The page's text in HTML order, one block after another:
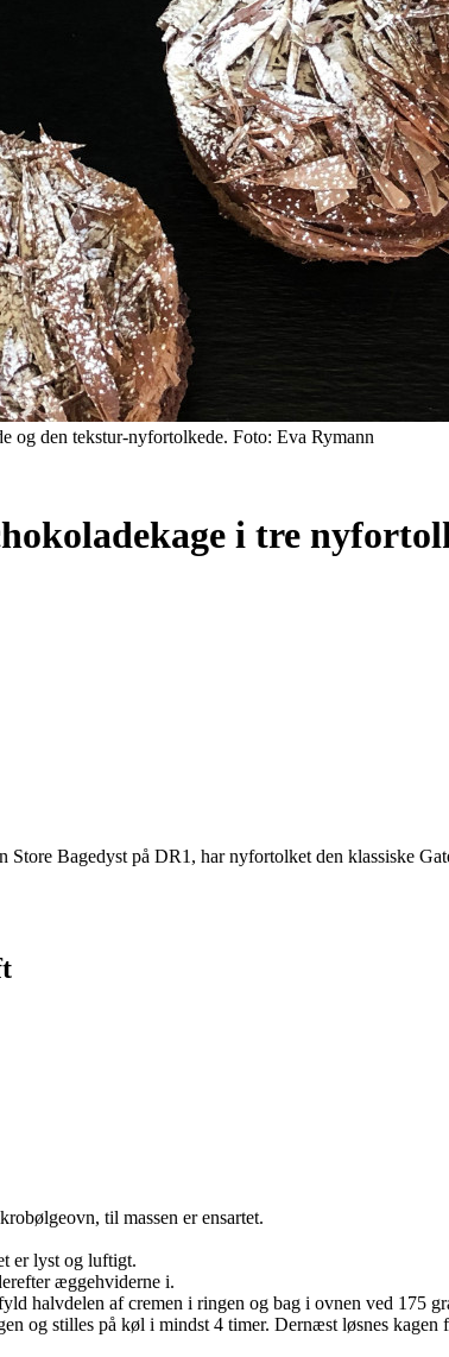
og den tekstur-nyfortolkede. Foto: Eva Rymann
i tre
Bagedyst på DR1, har nyfortolket den klassiske
til massen er ensartet.
er lyst og luftigt.
æggehviderne i.
halvdelen af cremen i ringen og bag i ovnen ved 175
og stilles på køl i mindst 4 timer. Dernæst løsnes kagen